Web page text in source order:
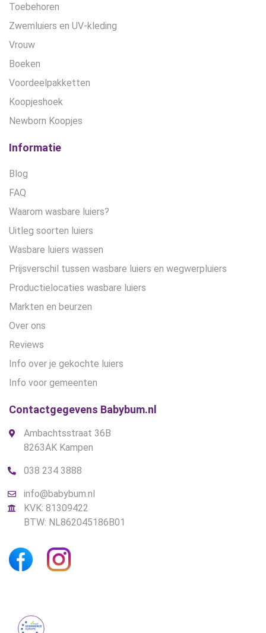
Toebehoren
Zwemluiers en UV-kleding
Vrouw
Boeken
Voordeelpakketten
Koopjeshoek
Newborn Koopjes
Informatie
Blog
FAQ
Waarom wasbare luiers?
Uitleg soorten luiers
Wasbare luiers wassen
Prijsverschil tussen wasbare luiers en wegwerpluiers
Productielocaties wasbare luiers
Markten en beurzen
Over ons
Reviews
Info over je gekochte luiers
Info voor gemeenten
Contactgegevens Babybum.nl
Ambachtsstraat 36B
8263AK Kampen
038 234 3888
info@babybum.nl
KVK: 81309422
BTW: NL862045186B01